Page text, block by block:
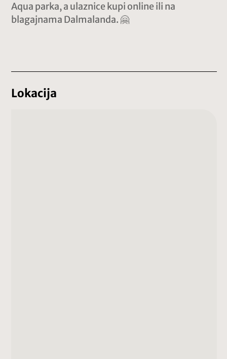
Aqua parka, a ulaznice kupi online ili na
blagajnama Dalmalanda. 🤗
Lokacija